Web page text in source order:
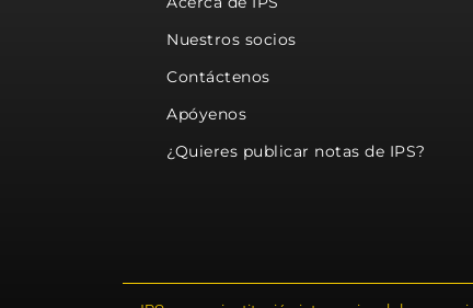
Nuestros socios
Contáctenos
Apóyenos
¿Quieres publicar notas de IPS?